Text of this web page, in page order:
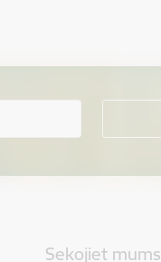
Sekojiet mums